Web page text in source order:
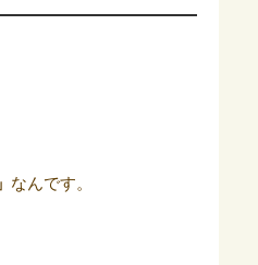
なんです。